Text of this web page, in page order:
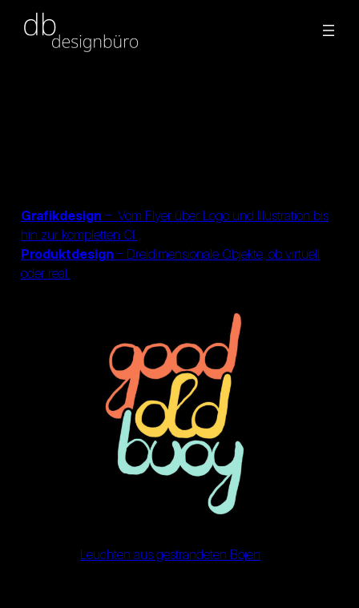
Zum
Inhalt
Grafikdesign – Vom Flyer über Logo und Illustration bis
hin zur kompletten CI.
Produktdesign – Dreidimensionale Objekte, ob virtuell
oder real.
Leuchten aus gestrandeten Bojen